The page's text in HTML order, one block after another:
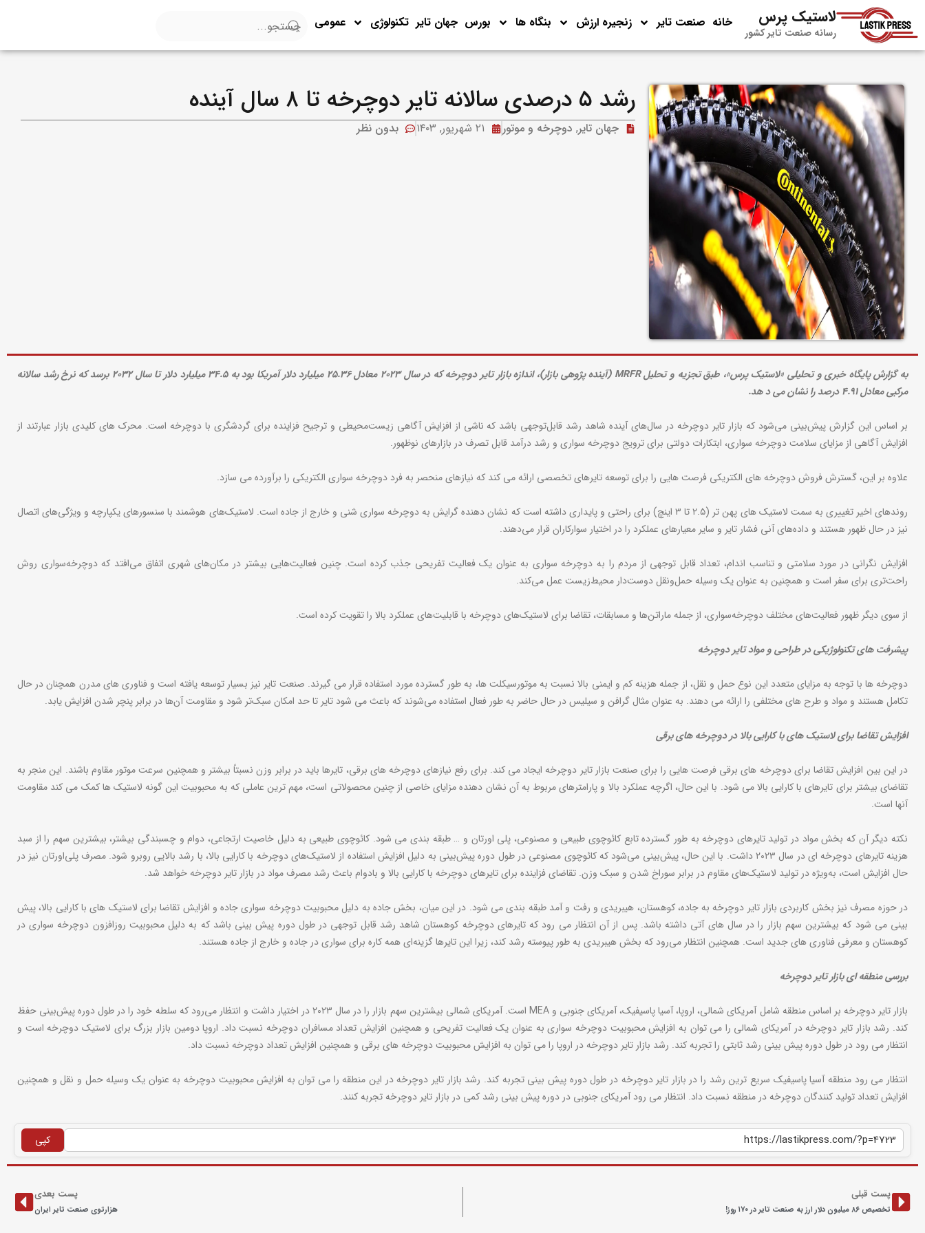
لاستیک پرس
رسانه صنعت تایر کشور
خانه صنعت تایر زنجیره ارزش بنگاه ها بورس جهان تایر تکنولوژی عمومی
رشد ۵ درصدی سالانه تایر دوچرخه تا ۸ سال آینده
جهان تایر, دوچرخه و موتور ۲۱ شهریور, ۱۴۰۳ بدون نظر
به گزارش پایگاه خبری و تحلیلی «لاستیک پرس»، طبق تجزیه و تحلیل MRFR (آینده پژوهی بازار)، اندازه بازار تایر دوچرخه که در سال ۲۰۲۳ معادل ۲۵.۳۶ میلیارد دلار آمریکا بود به ۳۴.۵ میلیارد دلار تا سال ۲۰۳۲ برسد که نرخ رشد سالانه
مرکبی معادل ۴.۹۱ درصد را نشان می د هد.
بر اساس این گزارش پیش‌بینی می‌شود که بازار تایر دوچرخه در سال‌های آینده شاهد رشد قابل‌توجهی باشد که ناشی از افزایش آگاهی زیست‌محیطی و ترجیح فزاینده برای گردشگری با دوچرخه است. محرک های کلیدی بازار عبارتند از
افزایش آگاهی از مزایای سلامت دوچرخه سواری، ابتکارات دولتی برای ترویج دوچرخه سواری و رشد درآمد قابل تصرف در بازارهای نوظهور.
علاوه بر این، گسترش فروش دوچرخه های الکتریکی فرصت هایی را برای توسعه تایرهای تخصصی ارائه می کند که نیازهای منحصر به فرد دوچرخه سواری الکتریکی را برآورده می سازد.
روندهای اخیر تغییری به سمت لاستیک های پهن تر (۲.۵ تا ۳ اینچ) برای راحتی و پایداری داشته است که نشان دهنده گرایش به دوچرخه سواری شنی و خارج از جاده است. لاستیک‌های هوشمند با سنسورهای یکپارچه و ویژگی‌های اتصال
نیز در حال ظهور هستند و داده‌های آنی فشار تایر و سایر معیارهای عملکرد را در اختیار سوارکاران قرار می‌دهند.
افزایش نگرانی در مورد سلامتی و تناسب اندام، تعداد قابل توجهی از مردم را به دوچرخه سواری به عنوان یک فعالیت تفریحی جذب کرده است. چنین فعالیت‌هایی بیشتر در مکان‌های شهری اتفاق می‌افتد که دوچرخه‌سواری روش
راحت‌تری برای سفر است و همچنین به عنوان یک وسیله حمل‌ونقل دوست‌دار محیط‌زیست عمل می‌کند.
از سوی دیگر ظهور فعالیت‌های مختلف دوچرخه‌سواری، از جمله ماراتن‌ها و مسابقات، تقاضا برای لاستیک‌های دوچرخه با قابلیت‌های عملکرد بالا را تقویت کرده است.
پیشرفت های تکنولوژیکی در طراحی و مواد تایر دوچرخه
دوچرخه ها با توجه به مزایای متعدد این نوع حمل و نقل، از جمله هزینه کم و ایمنی بالا نسبت به موتورسیکلت ها، به طور گسترده مورد استفاده قرار می گیرند. صنعت تایر نیز بسیار توسعه یافته است و فناوری های مدرن همچنان در حال
تکامل هستند و مواد و طرح های مختلفی را ارائه می دهند. به عنوان مثال گرافن و سیلیس در حال حاضر به طور فعال استفاده می‌شوند که باعث می شود تایر تا حد امکان سبک‌تر ‌شود و مقاومت آن‌ها در برابر پنچر شدن افزایش یابد.
افزایش تقاضا برای لاستیک های با کارایی بالا در دوچرخه های برقی
در این بین افزایش تقاضا برای دوچرخه های برقی فرصت هایی را برای صنعت بازار تایر دوچرخه ایجاد می کند. برای رفع نیازهای دوچرخه های برقی، تایرها باید در برابر وزن نسبتاً بیشتر و همچنین سرعت موتور مقاوم باشند. این منجر به
تقاضای بیشتر برای تایرهای با کارایی بالا می شود. با این حال، اگرچه عملکرد بالا و پارامترهای مربوط به آن نشان دهنده مزایای خاصی از چنین محصولاتی است، مهم ترین عاملی که به محبوبیت این گونه لاستیک ها کمک می کند مقاومت
آنها است.
نکته دیگر آن که بخش مواد در تولید تایرهای دوچرخه به طور گسترده تابع کائوچوی طبیعی و مصنوعی، پلی اورتان و … طبقه بندی می شود. کائوچوی طبیعی به دلیل خاصیت ارتجاعی، دوام و چسبندگی بیشتر، بیشترین سهم را از سبد
هزینه تایرهای دوچرخه ای در سال ۲۰۲۳ داشت. با این حال، پیش‌بینی می‌شود که کائوچوی مصنوعی در طول دوره پیش‌بینی به دلیل افزایش استفاده از لاستیک‌های دوچرخه با کارایی بالا، با رشد بالایی روبرو شود. مصرف پلی‌اورتان نیز در
حال افزایش است، به‌ویژه در تولید لاستیک‌های مقاوم در برابر سوراخ شدن و سبک وزن. تقاضای فزاینده برای تایرهای دوچرخه با کارایی بالا و بادوام باعث رشد مصرف مواد در بازار تایر دوچرخه خواهد شد.
در حوزه مصرف نیز بخش کاربردی بازار تایر دوچرخه به جاده، کوهستان، هیبریدی و رفت و آمد طبقه بندی می شود. در این میان، بخش جاده به دلیل محبوبیت دوچرخه سواری جاده و افزایش تقاضا برای لاستیک های با کارایی بالا، پیش
بینی می شود که بیشترین سهم بازار را در سال های آتی داشته باشد. پس از آن انتظار می رود که تایرهای دوچرخه کوهستان شاهد رشد قابل توجهی در طول دوره پیش بینی باشد که به دلیل محبوبیت روزافزون دوچرخه سواری در
کوهستان و معرفی فناوری های جدید است. همچنین انتظار می‌رود که بخش هیبریدی به طور پیوسته رشد کند، زیرا این تایرها گزینه‌ای همه کاره برای سواری در جاده و خارج از جاده هستند.
بررسی منطقه ای بازار تایر دوچرخه
بازار تایر دوچرخه بر اساس منطقه شامل آمریکای شمالی، اروپا، آسیا پاسیفیک، آمریکای جنوبی و MEA است. آمریکای شمالی بیشترین سهم بازار را در سال ۲۰۲۳ در اختیار داشت و انتظار می‌رود که سلطه خود را در طول دوره پیش‌بینی حفظ
کند. رشد بازار تایر دوچرخه در آمریکای شمالی را می توان به افزایش محبوبیت دوچرخه سواری به عنوان یک فعالیت تفریحی و همچنین افزایش تعداد مسافران دوچرخه نسبت داد. اروپا دومین بازار بزرگ برای لاستیک دوچرخه است و
انتظار می رود در طول دوره پیش بینی رشد ثابتی را تجربه کند. رشد بازار تایر دوچرخه در اروپا را می توان به افزایش محبوبیت دوچرخه های برقی و همچنین افزایش تعداد دوچرخه نسبت داد.
انتظار می رود منطقه آسیا پاسیفیک سریع ترین رشد را در بازار تایر دوچرخه در طول دوره پیش بینی تجربه کند. رشد بازار تایر دوچرخه در این منطقه را می توان به افزایش محبوبیت دوچرخه به عنوان یک وسیله حمل و نقل و همچنین
افزایش تعداد تولید کنندگان دوچرخه در منطقه نسبت داد. انتظار می رود آمریکای جنوبی در دوره پیش بینی رشد کمی در بازار تایر دوچرخه تجربه کنند.
کپی
پست قبلی
تخصیص ۸۶ میلیون دلار ارز به صنعت تایر در ۱۷۰ روز!
پست بعدی
هزارتوی صنعت تایر ایران